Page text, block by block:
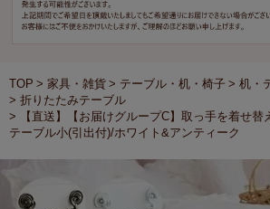
TOP 家具・雑貨 テーブル・机・椅子
机・
折りたたみテーブル
【直送】【お届けグループC】取っ手を着せ
テーブル小(引出付)/ホワイト&アンティーク